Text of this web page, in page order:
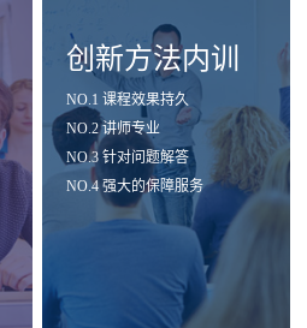
创新方法内训
NO.1 课程效果持久
NO.2 讲师专业
NO.3 针对问题解答
NO.4 强大的保障服务